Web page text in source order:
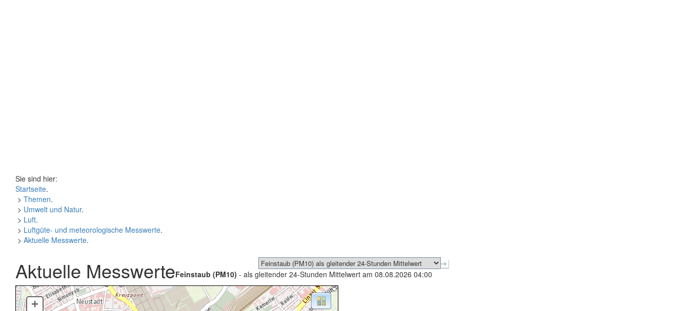
Sie sind hier:
Startseite.
> Themen.
> Umwelt und Natur.
> Luft.
> Luftgüte- und meteorologische Messwerte.
> Aktuelle Messwerte.
Aktuelle MesswerteFeinstaub (PM10) - als gleitender 24-Stunden Mittelwert am 08.08.2026 04:00
+